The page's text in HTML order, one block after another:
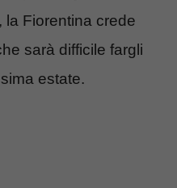
la Fiorentina crede
sarà difficile fargli
estate.